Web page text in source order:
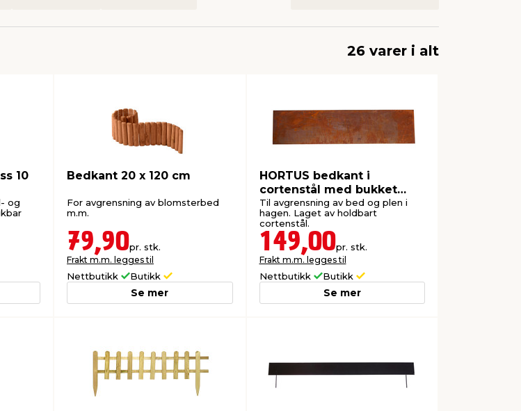
26 varer i alt
10
og
Bedkant 20 x 120 cm
For avgrensning av blomsterbed
m.m.
79,90pr. stk.
Frakt m.m. legges til
Nettbutikk Butikk
Se mer
HORTUS bedkant i
cortenstål med bukket
kant H:24 x L:100 cm
Til avgrensning av bed og plen i
hagen. Laget av holdbart
cortenstål.
149,00pr. stk.
Frakt m.m. legges til
Nettbutikk Butikk
Se mer